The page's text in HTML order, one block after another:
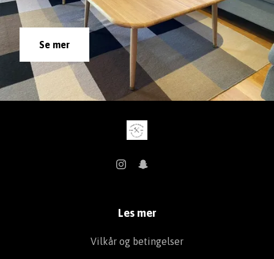
Se mer
Les mer
Vilkår og betingelser